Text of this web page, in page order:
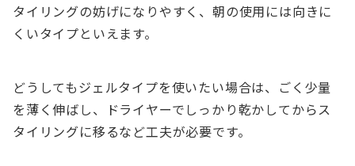
タイリングの妨げになりやすく、朝の使用には向きに
くいタイプといえます。
どうしてもジェルタイプを使いたい場合は、ごく少量
を薄く伸ばし、ドライヤーでしっかり乾かしてからス
タイリングに移るなど工夫が必要です。